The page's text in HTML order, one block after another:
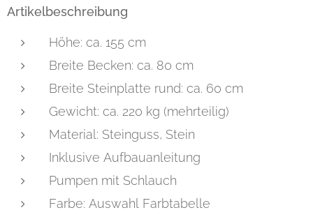
Artikelbeschreibung
Höhe: ca. 155 cm
Breite Becken: ca. 80 cm
Breite Steinplatte rund: ca. 60 cm
Gewicht: ca. 220 kg (mehrteilig)
Material: Steinguss, Stein
Inklusive Aufbauanleitung
Pumpen mit Schlauch
Farbe: Auswahl Farbtabelle